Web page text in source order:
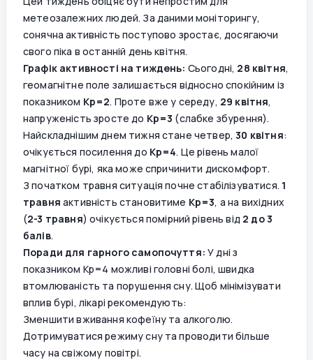
метеозалежних людей. За даними моніторингу,
сонячна активність поступово зростає, досягаючи
свого піка в останній день квітня.
Графік активності на тиждень: Сьогодні, 28 квітня,
геомагнітне поле залишається відносно спокійним із
показником Kp=2. Проте вже у середу, 29 квітня,
напруженість зросте до Kp=3 (слабке збурення).
Найскладнішим днем тижня стане четвер,30 квітня:
очікується посилення до Kp=4. Це рівень малої
магнітної бурі, яка може спричинити дискомфорт.
З початком травня ситуація почне стабілізуватися. 1
травня активність становитиме Kp=3, а на вихідних
(2-3 травня) очікується помірний рівень від 2 до 3
балів.
Поради для гарного самопочуття: У дні з
показником Kp=4 можливі головні болі, швидка
втомлюваність та порушення сну. Щоб мінімізувати
вплив бурі, лікарі рекомендують:
Зменшити вживання кофеїну та алкоголю.
Дотримуватися режиму сну та проводити більше
часу на свіжому повітрі.